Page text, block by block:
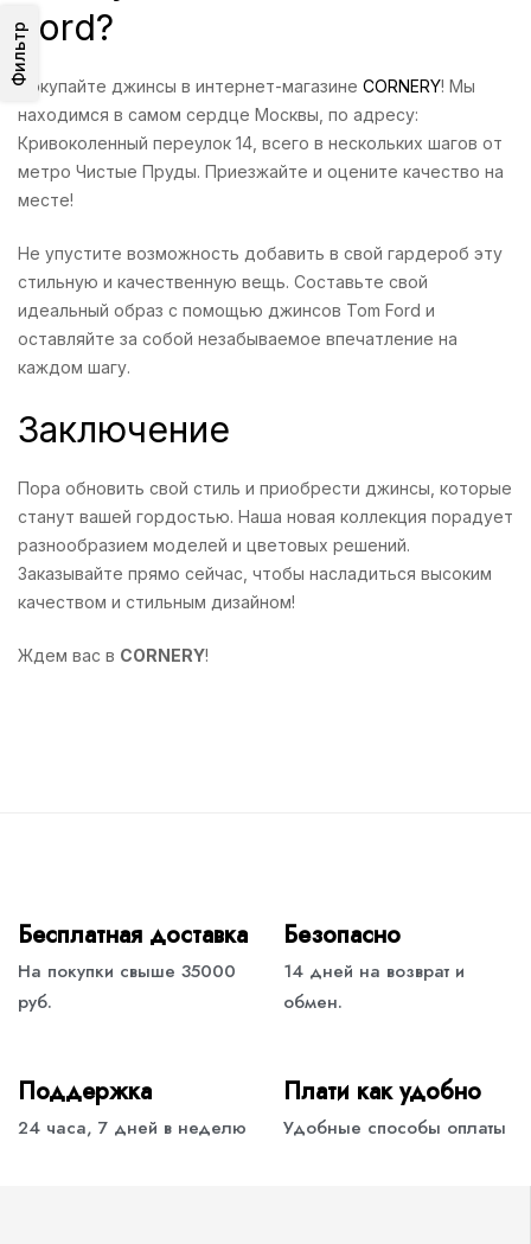
Фильтр
Ford?
Покупайте джинсы в интернет-магазине CORNERY! Мы
находимся в самом сердце Москвы, по адресу:
Кривоколенный переулок 14, всего в нескольких шагов от
метро Чистые Пруды. Приезжайте и оцените качество на
месте!
Не упустите возможность добавить в свой гардероб эту
стильную и качественную вещь. Составьте свой
идеальный образ с помощью джинсов Tom Ford и
оставляйте за собой незабываемое впечатление на
каждом шагу.
Заключение
Пора обновить свой стиль и приобрести джинсы, которые
станут вашей гордостью. Наша новая коллекция порадует
разнообразием моделей и цветовых решений.
Заказывайте прямо сейчас, чтобы насладиться высоким
качеством и стильным дизайном!
Ждем вас в CORNERY!
Бесплатная доставка
На покупки свыше 35000
руб.
Безопасно
14 дней на возврат и
обмен.
Поддержка
24 часа, 7 дней в неделю
Плати как удобно
Удобные способы оплаты